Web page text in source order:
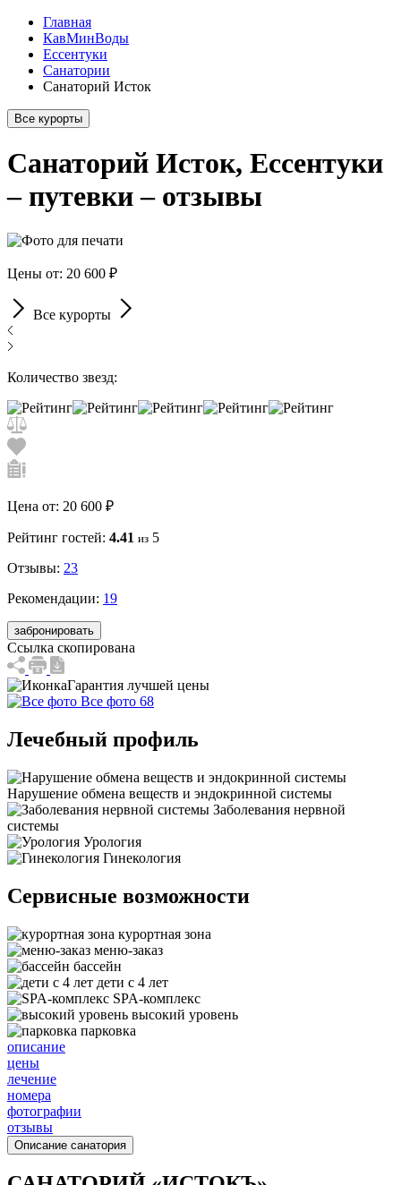
Главная
КавМинВоды
Ессентуки
Санатории
Санаторий Исток
Все курорты
Санаторий Исток, Ессентуки
– путевки – отзывы
Цены от: 20 600 ₽
Все курорты
Количество звезд:
Цена от: 20 600 ₽
Рейтинг гостей: 4.41 из 5
Отзывы: 23
Рекомендации: 19
забронировать
Ссылка скопирована
Гарантия лучшей цены
Все фото 68
Лечебный профиль
Нарушение обмена веществ и эндокринной системы
Заболевания нервной
системы
Урология
Гинекология
Сервисные возможности
курортная зона
меню-заказ
бассейн
дети с 4 лет
SPA-комплекс
высокий уровень
парковка
описание
цены
лечение
номера
фотографии
отзывы
Описание санатория